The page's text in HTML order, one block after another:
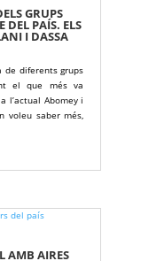
GRUPS
DEL PAÍS. ELS
I DASSA
de diferents grups
el que més va
l’actual Abomey i
voleu saber més,
AMB AIRES